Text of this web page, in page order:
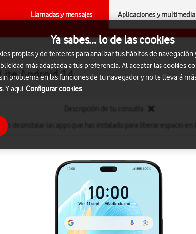
Llamadas y mensajes Aplicaciones y multimedia
Android 14
desinstalar las apps que has instalado para liberar espacio en
Ya sabes... lo de las cookies
propias y de terceros para analizar tus hábitos de
más adaptada a tus preferencia. Al aceptar las cookies
problema en las funciones de tu navegador y no te llevará
Y aquí Configurar cookies